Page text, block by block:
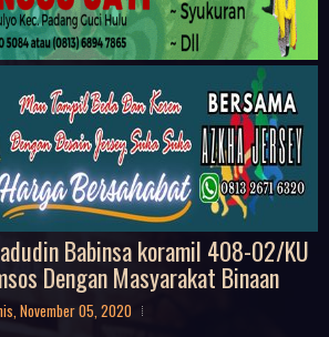
Babinsa koramil 408-02/KU
Dengan Masyarakat Binaan
November 05, 2020